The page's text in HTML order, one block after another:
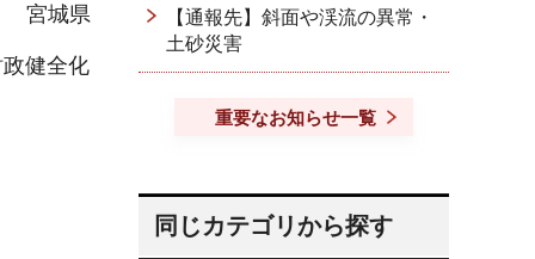
宮城県
健全化
【通報先】斜面や渓流の異常・
土砂災害
重要なお知らせ一覧
同じカテゴリから探す